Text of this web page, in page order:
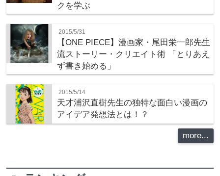
クを学ぶ
2015/5/31
【ONE PIECE】漫画家・尾田栄一郎先生
流ストーリー・クリエイト術 「とりあえ
ず書き始める」
2015/5/14
天才浦沢直樹先生の独特な面白い漫画の
アイデア発想法とは！？
more...